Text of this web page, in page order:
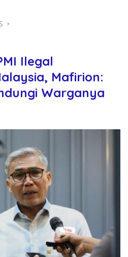
Ilegal
Mafirion:
Warganya